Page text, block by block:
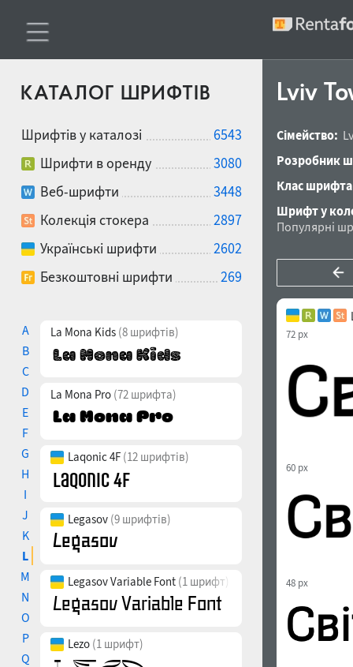
КАТАЛОГ ШРИФТІВ
Шрифтів у каталозі
6543
Шрифти в оренду
3080
Веб-шрифти
3448
Колекція стокера
2897
Українські шрифти
2602
Безкоштовні шрифти
269
A
B
C
D
E
F
G
H
I
J
K
L
M
N
O
P
Q
La Mona Kids (8 шрифтів)
La Mona Pro (72 шрифта)
Laqonic 4F (12 шрифтів)
Legasov (9 шрифтів)
Legasov Variable Font (1 шрифт)
Lezo (1 шрифт)
Lviv
Сімейство:
Розробник
Клас
Шрифт у
Популярні
72 px
60 px
48 px